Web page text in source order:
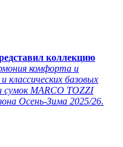
коллекцию
комфорта и
классических базовых
сумок MARCO TOZZI
Осень-Зима 2025/26.